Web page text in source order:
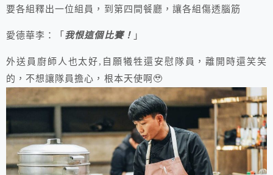
要各組釋出一位組員，到第四間餐廳，讓各組傷透腦筋
愛德華李：「 我恨這個比賽！ 」
外送員廚師人也太好,自願犧牲還安慰隊員，離開時還笑笑
的，不想讓隊員擔心，根本天使啊🥹